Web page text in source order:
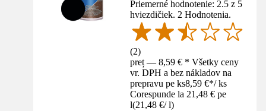
Priemerné hodnotenie: 2.5 z 5
hviezdičiek. 2 Hodnotenia.
(2)
preț — 8,59 € * Všetky ceny
vr. DPH a bez nákladov na
prepravu pe ks8,59 €*/ ks
Corespunde la 21,48 € pe
l(21,48 €/ l)